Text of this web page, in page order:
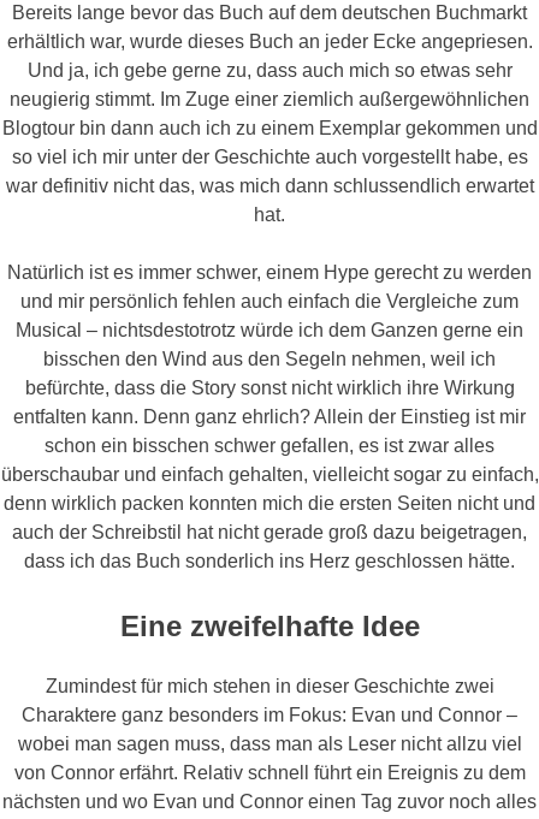
Bereits lange bevor das Buch auf dem deutschen Buchmarkt
erhältlich war, wurde dieses Buch an jeder Ecke angepriesen.
Und ja, ich gebe gerne zu, dass auch mich so etwas sehr
neugierig stimmt. Im Zuge einer ziemlich außergewöhnlichen
Blogtour bin dann auch ich zu einem Exemplar gekommen und
so viel ich mir unter der Geschichte auch vorgestellt habe, es
war definitiv nicht das, was mich dann schlussendlich erwartet
hat.
Natürlich ist es immer schwer, einem Hype gerecht zu werden
und mir persönlich fehlen auch einfach die Vergleiche zum
Musical – nichtsdestotrotz würde ich dem Ganzen gerne ein
bisschen den Wind aus den Segeln nehmen, weil ich
befürchte, dass die Story sonst nicht wirklich ihre Wirkung
entfalten kann. Denn ganz ehrlich? Allein der Einstieg ist mir
schon ein bisschen schwer gefallen, es ist zwar alles
überschaubar und einfach gehalten, vielleicht sogar zu einfach,
denn wirklich packen konnten mich die ersten Seiten nicht und
auch der Schreibstil hat nicht gerade groß dazu beigetragen,
dass ich das Buch sonderlich ins Herz geschlossen hätte.
Eine zweifelhafte Idee
Zumindest für mich stehen in dieser Geschichte zwei
Charaktere ganz besonders im Fokus: Evan und Connor –
wobei man sagen muss, dass man als Leser nicht allzu viel
von Connor erfährt. Relativ schnell führt ein Ereignis zu dem
nächsten und wo Evan und Connor einen Tag zuvor noch alles